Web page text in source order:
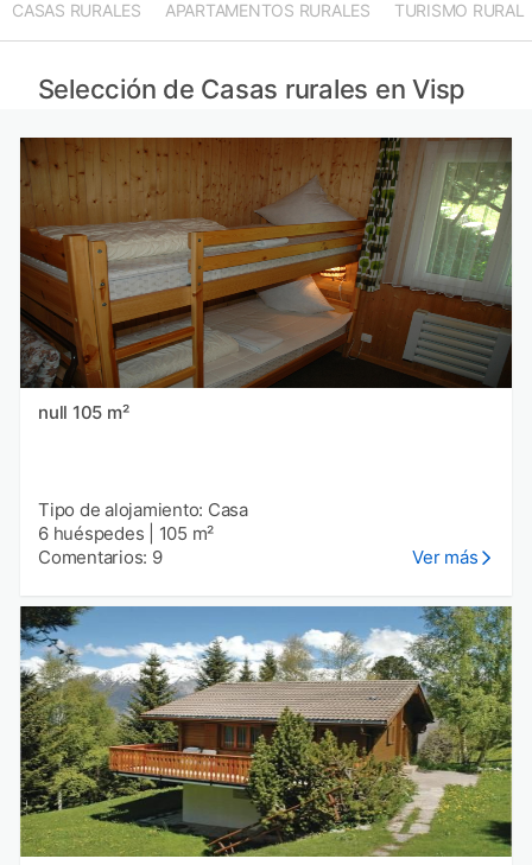
Casas rurales en Grindelwald provincia
Casas rurales en Sion provincia
Casas rurales en Valtournenche provincia
CASAS RURALES APARTAMENTOS RURALES TURISMO RURAL
Selección de Casas rurales en Visp
null 105 m²
Tipo de alojamiento: Casa
6 huéspedes
105 m²
Comentarios: 9
Ver más